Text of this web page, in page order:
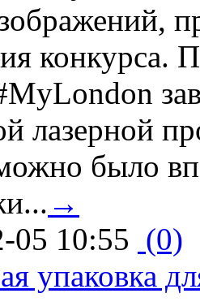
конкурса.
лазерной
было
→
05 10:55 (0)
упаковка